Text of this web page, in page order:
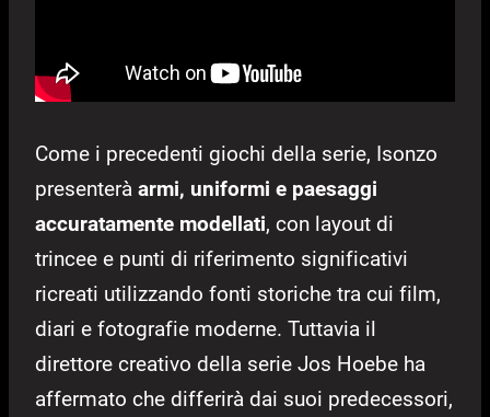
Come i precedenti giochi della serie, Isonzo
presenterà armi, uniformi e paesaggi
accuratamente modellati, con layout di
trincee e punti di riferimento significativi
ricreati utilizzando fonti storiche tra cui film,
diari e fotografie moderne. Tuttavia il
direttore creativo della serie Jos Hoebe ha
affermato che differirà dai suoi predecessori,